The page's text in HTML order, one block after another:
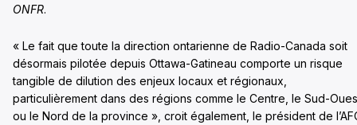
ONFR.
« Le fait que toute la direction ontarienne de Radio-Canada soit
désormais pilotée depuis Ottawa-Gatineau comporte un risque
tangible de dilution des enjeux locaux et régionaux,
particulièrement dans des régions comme le Centre, le Sud-
ou le Nord de la province », croit également, le président de